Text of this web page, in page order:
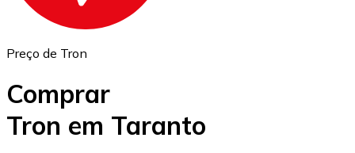
Preço de Tron
Comprar
Tron em Taranto